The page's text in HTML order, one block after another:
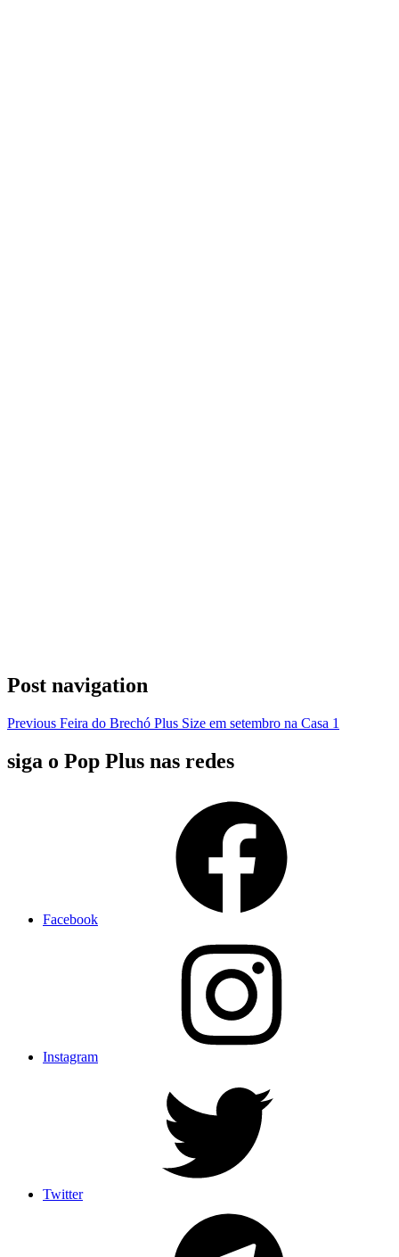
Post navigation
Previous Feira do Brechó Plus Size em setembro na Casa 1
siga o Pop Plus nas redes
Facebook
Instagram
Twitter